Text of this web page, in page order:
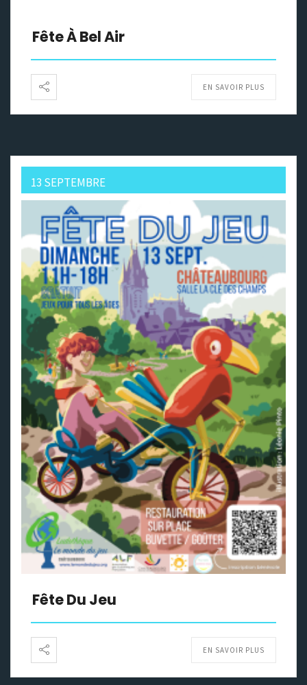
Fête À Bel Air
EN SAVOIR PLUS
13 SEPTEMBRE
Fête Du Jeu
EN SAVOIR PLUS